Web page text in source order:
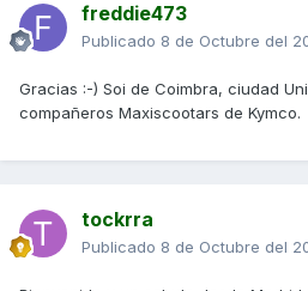
freddie473
Publicado 8 de Octubre del
Gracias :-) Soi de Coimbra, ciudad
compañeros Maxiscootars de Kymco.
tockrra
Publicado 8 de Octubre del